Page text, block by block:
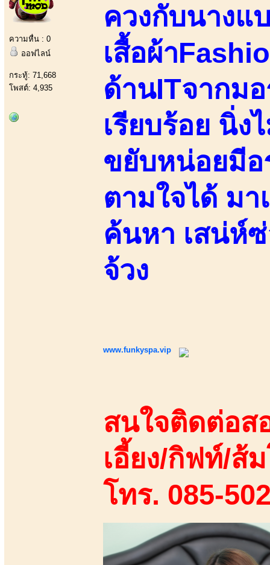
ความหื่น : 0
ออฟไลน์
กระทู้: 71,668
โพสต์: 4,935
ควงกับนางแ
เสื้อผ้า
ด้านITจากม
เรียบร้อย นิ่ง
ขยับหน่อยมี
ตามใจได้ ม
ค้นหา เสน่ห์
จ้วง
www.funkyspa.vip
สนใจติดต่อส
เอี้ยง/กิฟท์/ส้
โทร. 085-